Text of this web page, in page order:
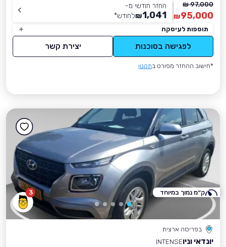
97,000 ₪
95,000
₪
החזר חודשי מ-
1,041
₪לחודש*
תוספות לעיסקה
לפגישה בסוכנות יצירת קשר
*חישוב ההחזר מפורט בתקנון
3
בפריסה ארצית
יונדאי וניוINTENSE
ק״מ נמוך במיוחד